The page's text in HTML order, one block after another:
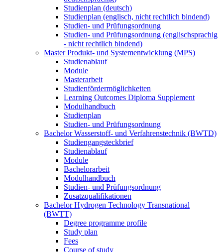
Studienplan (deutsch)
Studienplan (englisch, nicht rechtlich bindend)
Studien- und Prüfungsordnung
Studien- und Prüfungsordnung (englischsprachig
- nicht rechtlich bindend)
Master Produkt- und Systementwicklung (MPS)
Studienablauf
Module
Masterarbeit
Studienfördermöglichkeiten
Learning Outcomes Diploma Supplement
Modulhandbuch
Studienplan
Studien- und Prüfungsordnung
Bachelor Wasserstoff- und Verfahrenstechnik (BWTD)
Studiengangsteckbrief
Studienablauf
Module
Bachelorarbeit
Modulhandbuch
Studien- und Prüfungsordnung
Zusatzqualifikationen
Bachelor Hydrogen Technology Transnational
(BWTT)
Degree programme profile
Study plan
Fees
Course of study